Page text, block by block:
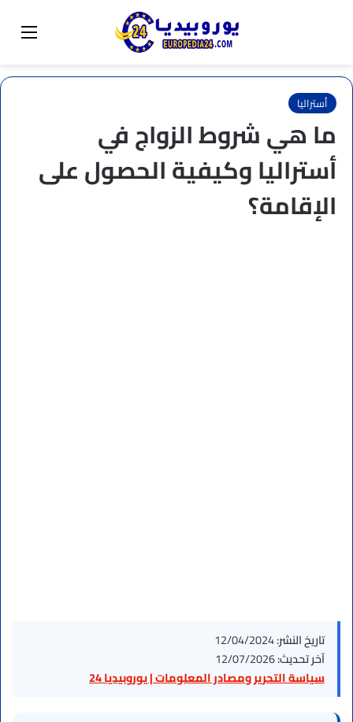
تبديل المظهر
أستراليا
ما هي شروط الزواج في
أستراليا وكيفية الحصول على
الإقامة؟
تاريخ النشر:12/04/2024
آخر تحديث:12/07/2026
سياسة التحرير ومصادر المعلومات | يوروبيديا 24